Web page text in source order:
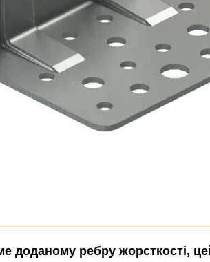
доданому ребру жорсткості,